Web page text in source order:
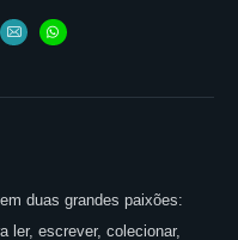
duas grandes paixões:
ler, escrever, colecionar,